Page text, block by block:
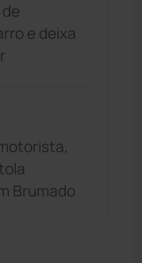
e deixa
Brumado